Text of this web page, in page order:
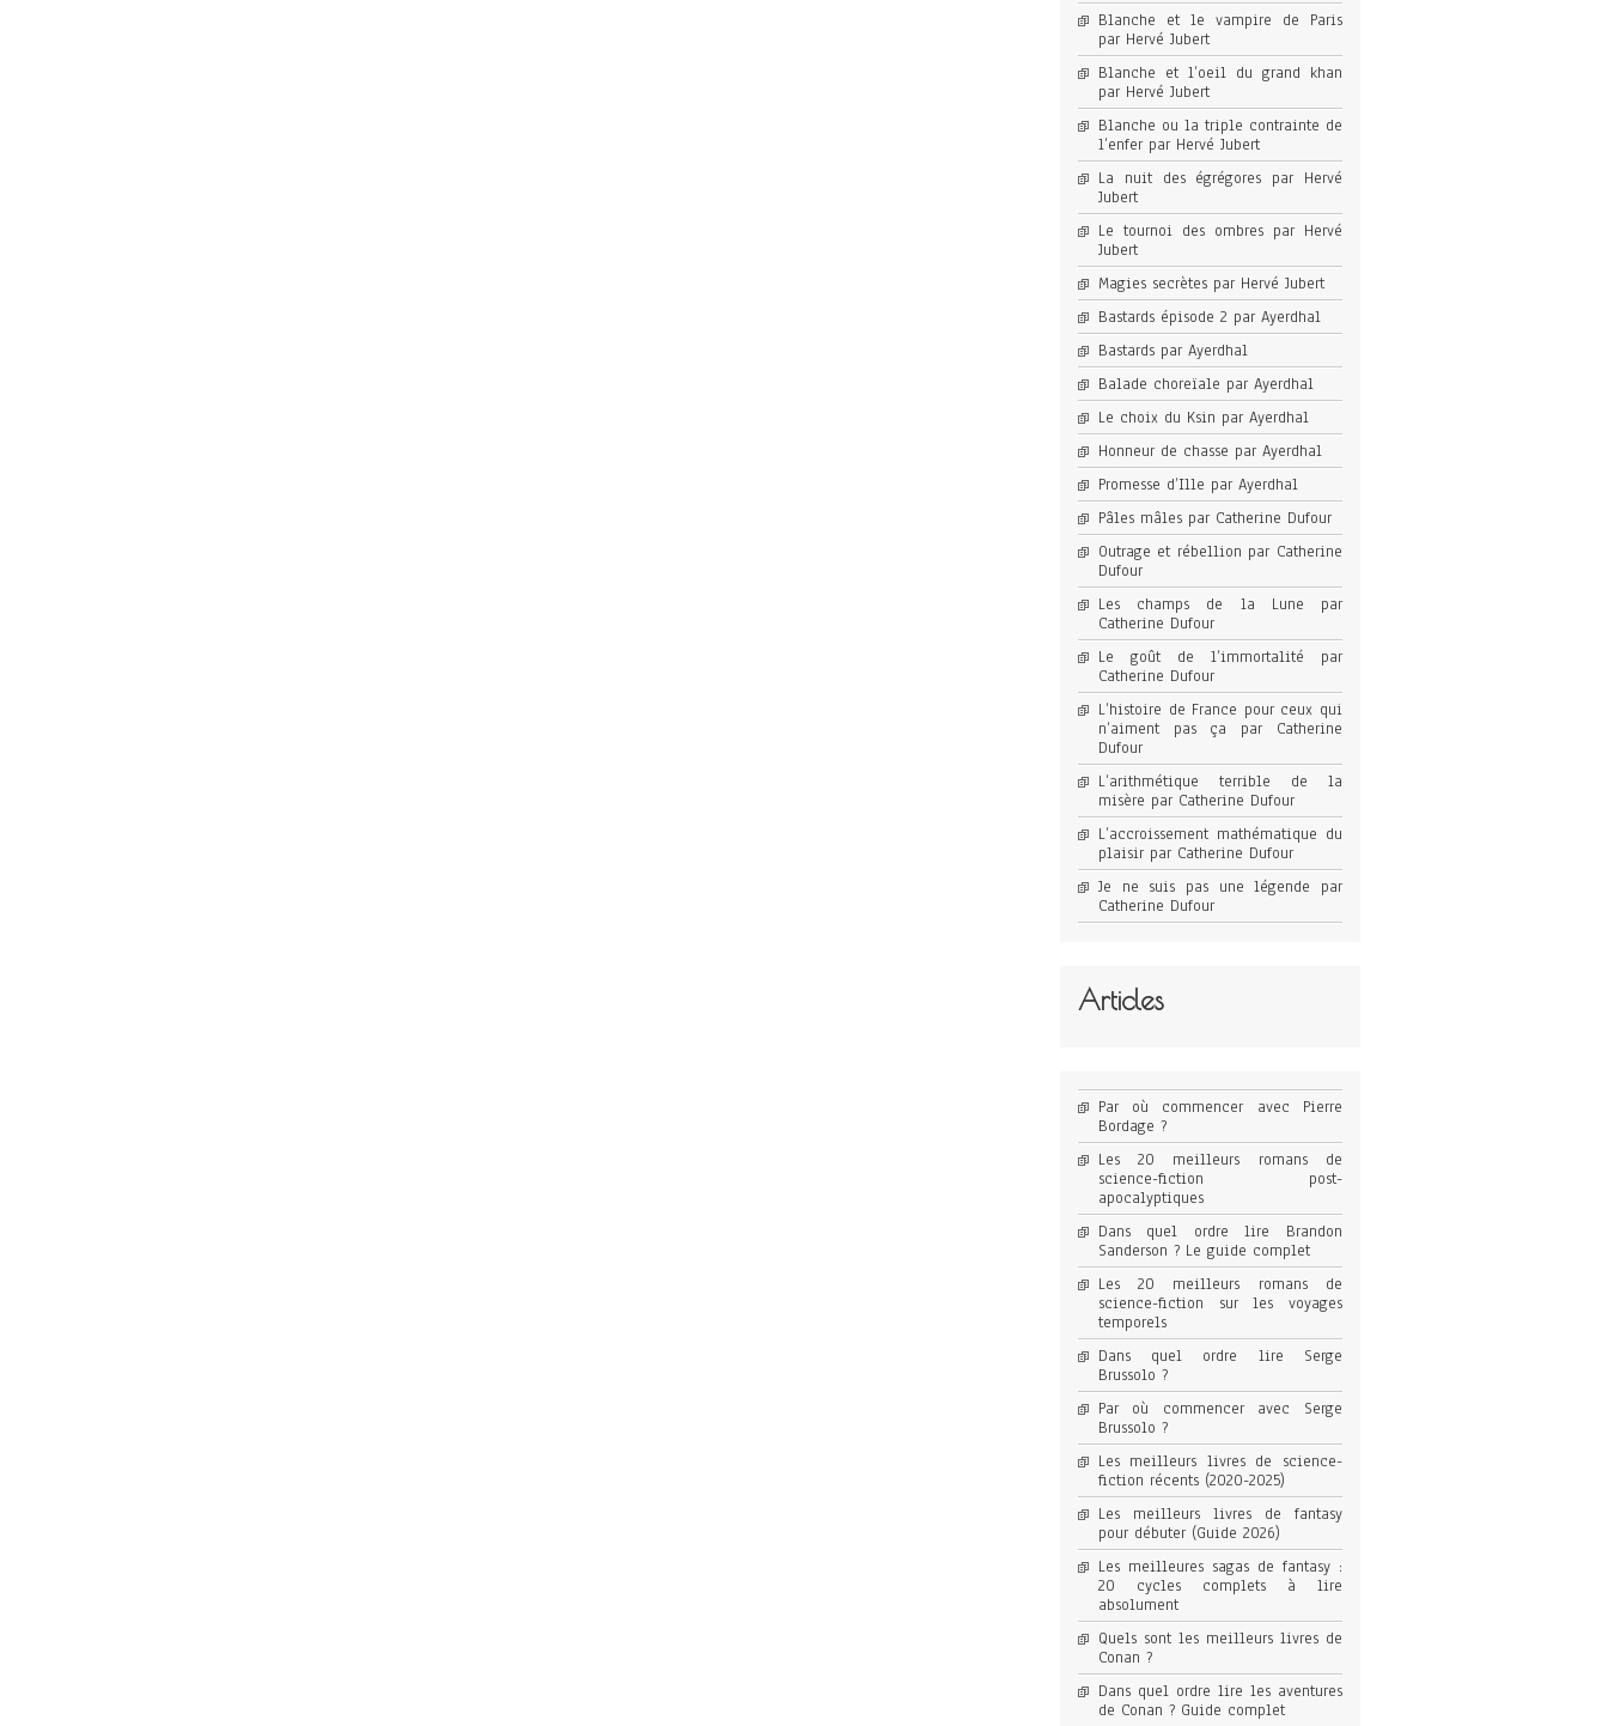
Blanche et le vampire de Paris
par Hervé Jubert
Blanche et l’oeil du grand khan
par Hervé Jubert
Blanche ou la triple contrainte de
l’enfer par Hervé Jubert
La nuit des égrégores par Hervé
Jubert
Le tournoi des ombres par Hervé
Jubert
Magies secrètes par Hervé Jubert
Bastards épisode 2 par Ayerdhal
Bastards par Ayerdhal
Balade choreïale par Ayerdhal
Le choix du Ksin par Ayerdhal
Honneur de chasse par Ayerdhal
Promesse d’Ille par Ayerdhal
Pâles mâles par Catherine Dufour
Outrage et rébellion par Catherine
Dufour
Les champs de la Lune par
Catherine Dufour
Le goût de l’immortalité par
Catherine Dufour
L’histoire de France pour ceux qui
n’aiment pas ça par Catherine
Dufour
L’arithmétique terrible de la
misère par Catherine Dufour
L’accroissement mathématique du
plaisir par Catherine Dufour
Je ne suis pas une légende par
Catherine Dufour
Articles
Par où commencer avec Pierre
Bordage ?
Les 20 meilleurs romans de
science-fiction post-
apocalyptiques
Dans quel ordre lire Brandon
Sanderson ? Le guide complet
Les 20 meilleurs romans de
science-fiction sur les voyages
temporels
Dans quel ordre lire Serge
Brussolo ?
Par où commencer avec Serge
Brussolo ?
Les meilleurs livres de science-
fiction récents (2020-2025)
Les meilleurs livres de fantasy
pour débuter (Guide 2026)
Les meilleures sagas de fantasy :
20 cycles complets à lire
absolument
Quels sont les meilleurs livres de
Conan ?
Dans quel ordre lire les aventures
de Conan ? Guide complet